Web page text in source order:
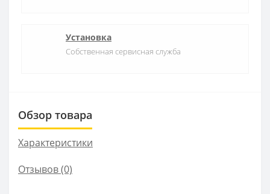
Установка
Собственная сервисная служба
Обзор товара
Характеристики
Отзывов (0)